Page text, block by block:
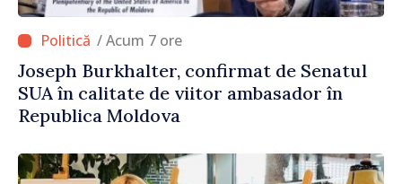
/ Acum 7 ore
Joseph Burkhalter, confirmat de Senatul
SUA în calitate de viitor ambasador în
Republica Moldova